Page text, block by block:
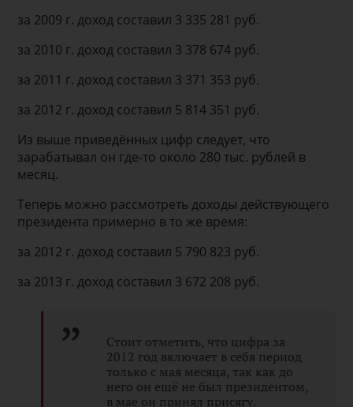
за 2009 г. доход составил 3 335 281 руб.
за 2010 г. доход составил 3 378 674 руб.
за 2011 г. доход составил 3 371 353 руб.
за 2012 г. доход составил 5 814 351 руб.
Из выше приведённых цифр следует, что
зарабатывал он где-то около 280 тыс. рублей в
месяц.
Теперь можно рассмотреть доходы действующего
президента примерно в то же время:
за 2012 г. доход составил 5 790 823 руб.
за 2013 г. доход составил 3 672 208 руб.
Стоит отметить, что цифра за
2012 год включает в себя период
только с мая месяца, так как до
него он ещё не был президентом,
в мае он принял присягу.